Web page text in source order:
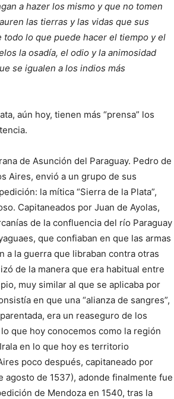
a hazer los mismo y que no tomen
las tierras y las vidas que sus
todo lo que puede hacer el tiempo y el
la osadía, el odio y la animosidad
se igualen a los indios más
aún hoy, tienen más “prensa” los
de Asunción del Paraguay. Pedro de
Aires, envió a un grupo de sus
la mítica “Sierra de la Plata”,
Capitaneados por Juan de Ayolas,
de la confluencia del río Paraguay
que confiaban en que las armas
la guerra que libraban contra otras
de la manera que era habitual entre
muy similar al que se aplicaba por
en que una “alianza de sangres”,
era un reaseguro de los
que hoy conocemos como la región
en lo que hoy es territorio
poco después, capitaneado por
agosto de 1537), adonde finalmente fue
de Mendoza en 1540, tras la